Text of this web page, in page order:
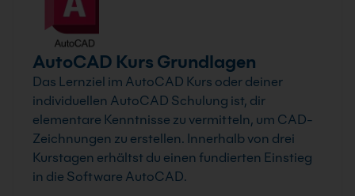
AutoCAD Kurs Grundlagen
Das Lernziel im AutoCAD Kurs oder deiner
individuellen AutoCAD Schulung ist, dir
elementare Kenntnisse zu vermitteln, um CAD-
Zeichnungen zu erstellen. Innerhalb von drei
Kurstagen erhältst du einen fundierten Einstieg
in die Software AutoCAD.